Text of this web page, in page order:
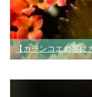
【カランコエの茎に